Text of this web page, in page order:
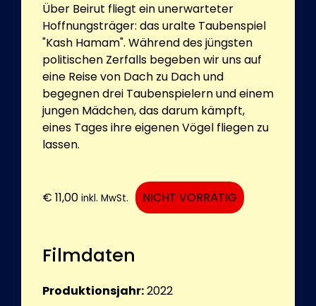
Über Beirut fliegt ein unerwarteter
Hoffnungsträger: das uralte Taubenspiel
"Kash Hamam". Während des jüngsten
politischen Zerfalls begeben wir uns auf
eine Reise von Dach zu Dach und
begegnen drei Taubenspielern und einem
jungen Mädchen, das darum kämpft,
eines Tages ihre eigenen Vögel fliegen zu
lassen.
€ 11,00 inkl. MwSt. NICHT VORRÄTIG
Filmdaten
Produktionsjahr:2022